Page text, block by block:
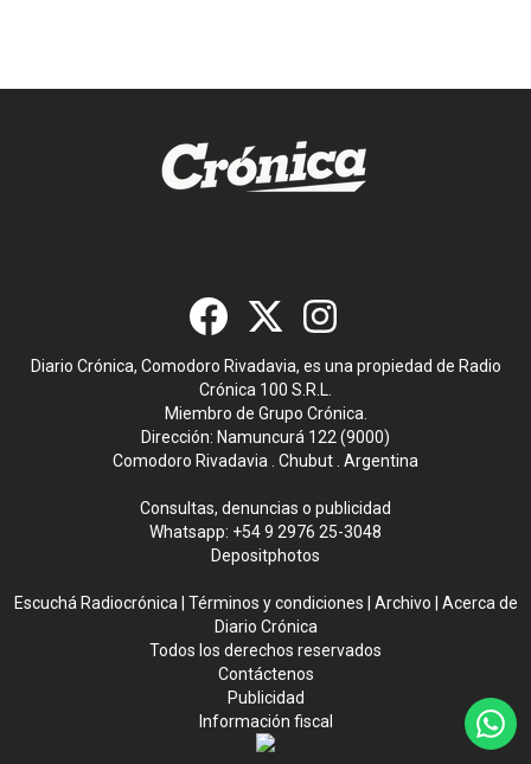
Diario Crónica, Comodoro Rivadavia, es una propiedad de Radio
Crónica 100 S.R.L.
Miembro de Grupo Crónica.
Dirección: Namuncurá 122 (9000)
Comodoro Rivadavia . Chubut . Argentina
Consultas, denuncias o publicidad
Whatsapp: +54 9 2976 25-3048
Depositphotos
Escuchá Radiocrónica Términos y condiciones Archivo
Acerca de
Diario Crónica
Todos los derechos reservados
Contáctenos
Publicidad
Información fiscal